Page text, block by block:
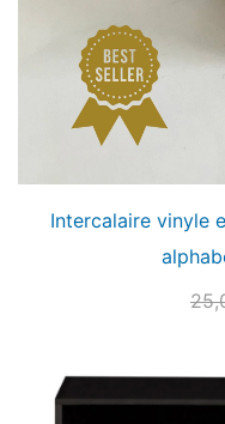
Intercalaire vinyle